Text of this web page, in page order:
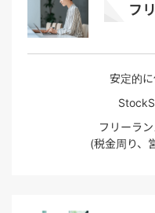
フ
安定的
フリーラ
(税金周り、